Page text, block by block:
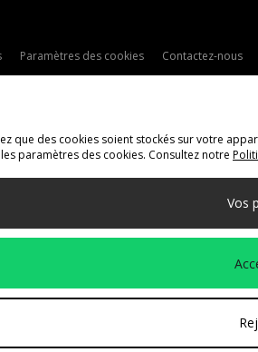
Paramètres des cookies Contactez-nous
Livraison Vers
Nous acceptons les méthodes de paiement suivantes
que des cookies soient stockés sur votre
paramètres des cookies. Consultez notre
Vos